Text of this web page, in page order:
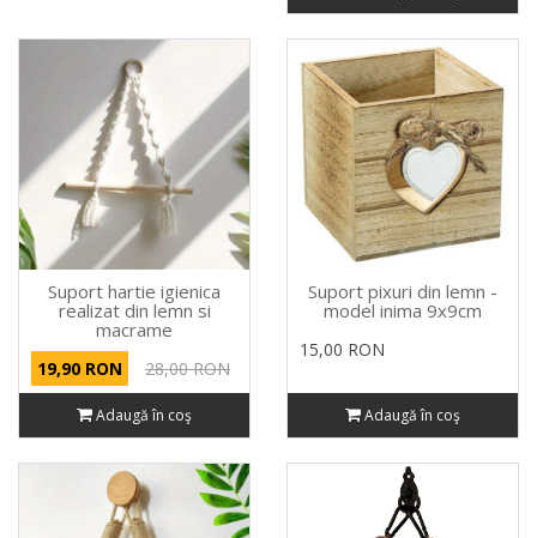
Suport hartie igienica
realizat din lemn si
macrame
19,90 RON 28,00 RON
Adaugă în coş
Suport pixuri din lemn -
model inima 9x9cm
15,00 RON
Adaugă în coş